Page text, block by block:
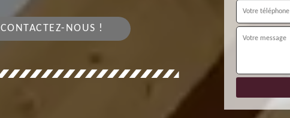
CONTACTEZ-NOUS !